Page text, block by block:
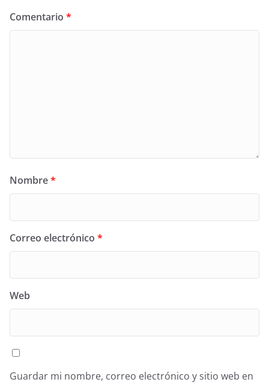
Comentario *
Nombre*
Correo electrónico *
Web
Guardar mi nombre, correo electrónico y sitio web en